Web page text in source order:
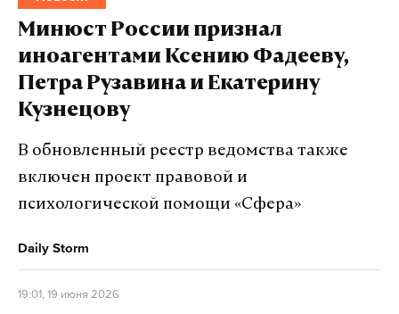
Минюст России признал
иноагентами Ксению Фадееву,
Петра Рузавина и Екатерину
Кузнецову
В обновленный реестр ведомства также
включен проект правовой и
психологической помощи «Сфера»
Daily Storm
19:01, 19 июня 2026